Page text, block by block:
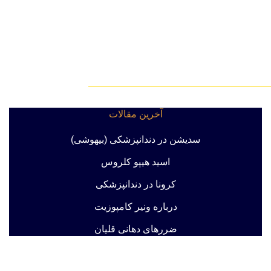
آخرین مقالات
سدیشن در دندانپزشکی (بیهوشی)
اسید هیپو کلروس
کرونا در دندانپزشکی
درباره ونیر کامپوزیت
ضررهای دهانی قلیان